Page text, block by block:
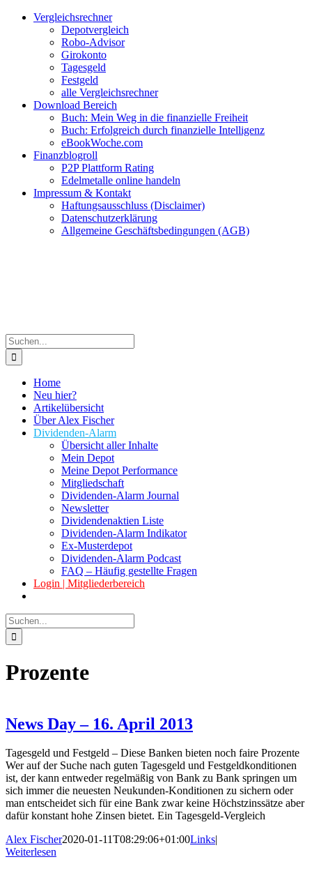
Zum
Facebook
Twitter
Instagram
Pinterest
YouTubeVergleichsrechner
Depotvergleich
Robo-Advisor
Girokonto
Tagesgeld
Festgeld
alle Vergleichsrechner
Download Bereich
Buch: Mein Weg in die finanzielle Freiheit
Buch: Erfolgreich durch finanzielle Intelligenz
eBookWoche.com
Finanzblogroll
P2P Plattform Rating
Edelmetalle online handeln
Impressum & Kontakt
Haftungsausschluss (Disclaimer)
Datenschutzerklärung
Allgemeine Geschäftsbedingungen (AGB)
Suche
nach:
Home
Neu hier?
Artikelübersicht
Über Alex Fischer
Dividenden-Alarm
Übersicht aller Inhalte
Mein Depot
Meine Depot Performance
Mitgliedschaft
Dividenden-Alarm Journal
Newsletter
Dividendenaktien Liste
Dividenden-Alarm Indikator
Ex-Musterdepot
Dividenden-Alarm Podcast
FAQ – Häufig gestellte Fragen
Login | Mitgliederbereich
Suche
nach:
Prozente
News Day – 16. April 2013
Tagesgeld und Festgeld – Diese Banken bieten noch faire Prozente
Wer auf der Suche nach guten Tagesgeld und Festgeldkonditionen
ist, der kann entweder regelmäßig von Bank zu Bank springen um
sich immer die neuesten Neukunden-Konditionen zu sichern oder
man entscheidet sich für eine Bank zwar keine Höchstzinssätze aber
dafür konstant hohe Zinsen bietet. Ein Tagesgeld-Vergleich
Alex Fischer2020-01-11T08:29:06+01:00Links|
Weiterlesen